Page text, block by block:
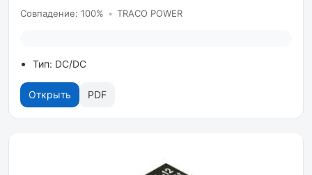
Совпадение: 100% • TRACO POWER
Тип: DC/DC
Открыть PDF